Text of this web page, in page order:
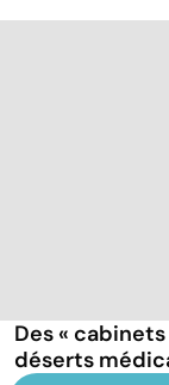
Des «
déserts